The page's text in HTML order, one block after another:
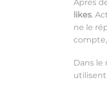
Après
likes.
ne le
Dans
utilisent